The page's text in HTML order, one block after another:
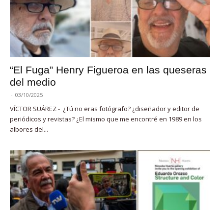
“El Fuga” Henry Figueroa en las queseras
del medio
- 03/10/2025
VÍCTOR SUÁREZ - ¿Tú no eras fotógrafo? ¿diseñador y editor de
periódicos y revistas? ¿El mismo que me encontré en 1989 en los
albores del...